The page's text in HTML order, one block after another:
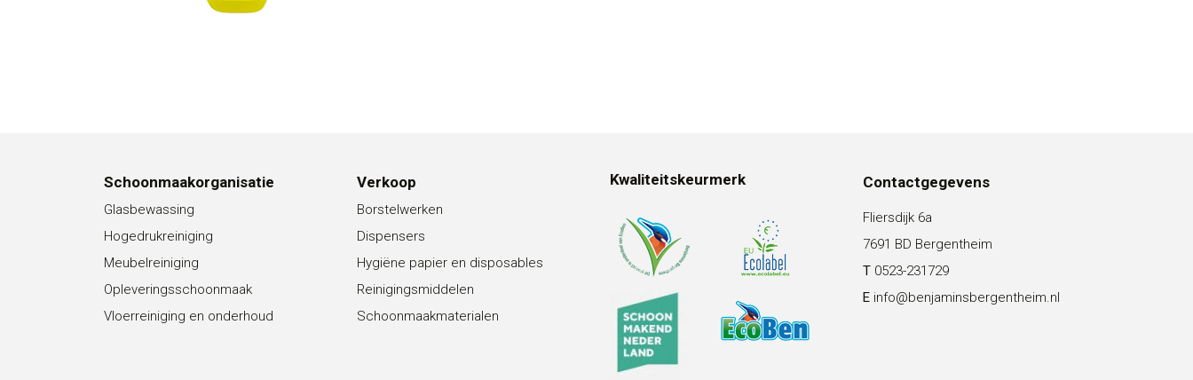
Schoonmaakorganisatie
Glasbewassing
Hogedrukreiniging
Meubelreiniging
Opleveringsschoonmaak
Vloerreiniging en onderhoud
Verkoop
Borstelwerken
Dispensers
Hygiëne papier en disposables
Reinigingsmiddelen
Schoonmaakmaterialen
Kwaliteitskeurmerk Contactgegevens
Fliersdijk 6a
7691 BD Bergentheim
T 0523-231729
E info@benjaminsbergentheim.nl